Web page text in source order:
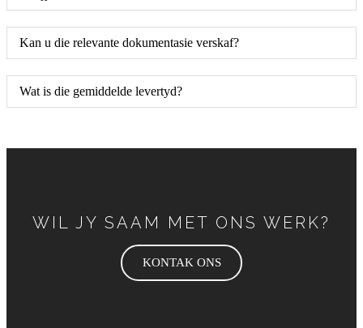
Kan u die relevante dokumentasie verskaf?
Wat is die gemiddelde levertyd?
WIL JY SAAM MET ONS WERK?
KONTAK ONS